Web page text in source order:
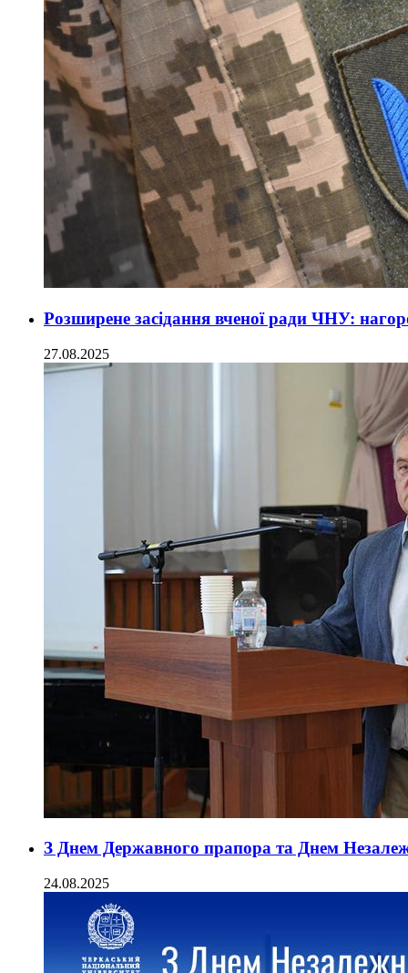
Розширене засідання вченої ради ЧНУ:
27.08.2025
З Днем Державного прапора та Днем
24.08.2025